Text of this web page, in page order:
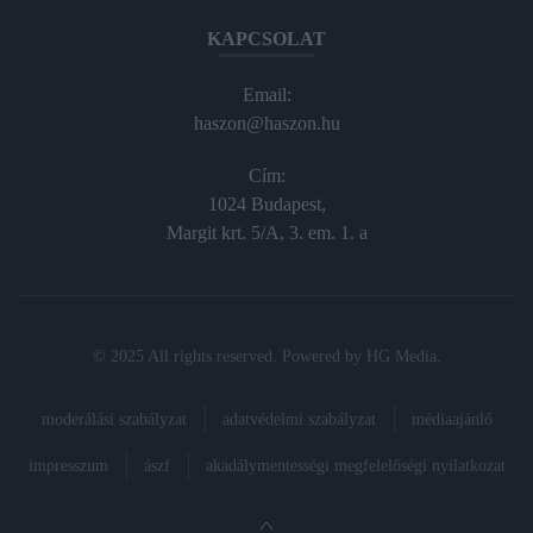
KAPCSOLAT
Email:
haszon@haszon.hu
Cím:
1024 Budapest,
Margit krt. 5/A, 3. em. 1. a
© 2025 All rights reserved. Powered by HG Media
moderálási szabályzat adatvédelmi szabályzat médiaajánló
impresszum ászf akadálymentességi megfelelőségi nyilatkozat